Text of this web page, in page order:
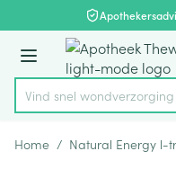
Ga naar de inhoud
Menu
Product, merk,
Vind snel wondverz
Home / Natural Energy l-